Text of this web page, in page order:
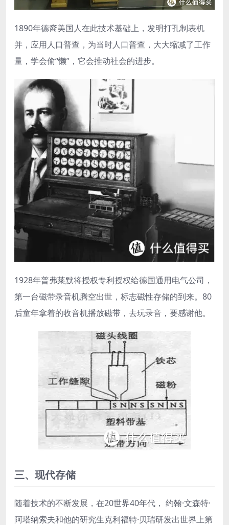
1890年德裔美国人在此技术基础上，发明打孔制表机
并，应用人口普查，为当时人口普查，大大缩减了工作
量，学会偷“懒”，它会推动社会的进步。
1928年普弗莱默将授权专利授权给德国通用电气公司，
第一台磁带录音机腾空出世，标志磁性存储的到来。80
后童年拿着的收音机播放磁带，去玩录音，要感谢他。
三、现代存储
随着技术的不断发展，在20世界40年代， 约翰·文森特·
阿塔纳索夫和他的研究生克利福特·贝瑞研发出世界上第